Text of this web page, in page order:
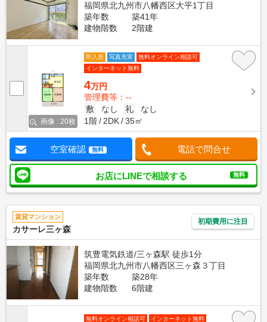
福岡県北九州市八幡西区大平1丁目
築年数
築41年
建物階数
2階建
画像 : 20枚
即入居 写真充実
無料オンライン相談可
インターネット無料
4万円
管理費等：--
敷
なし 礼
なし
1階
2DK 35㎡
空室確認 無料 電話で問合せ
お店にLINEで相談する 無料
賃貸マンション
カサーレ三ヶ森
初期費用に注目
筑豊電気鉄道/三ヶ森駅 徒歩1分
福岡県北九州市八幡西区三ヶ森３丁目
築年数
築28年
建物階数
6階建
無料オンライン相談可 インターネット無料